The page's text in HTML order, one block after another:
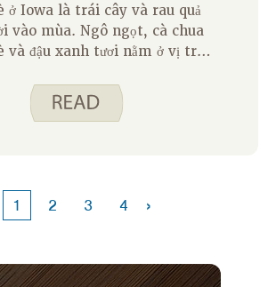
ở Iowa là trái cây và rau quả
vào mùa. Ngô ngọt, cà chua
và đậu xanh tươi nằm ở vị trí
tôi may mắn có một chương
người dân Iowa tham gia
sách tạp hóa của họ.
1 2 3 4 ›